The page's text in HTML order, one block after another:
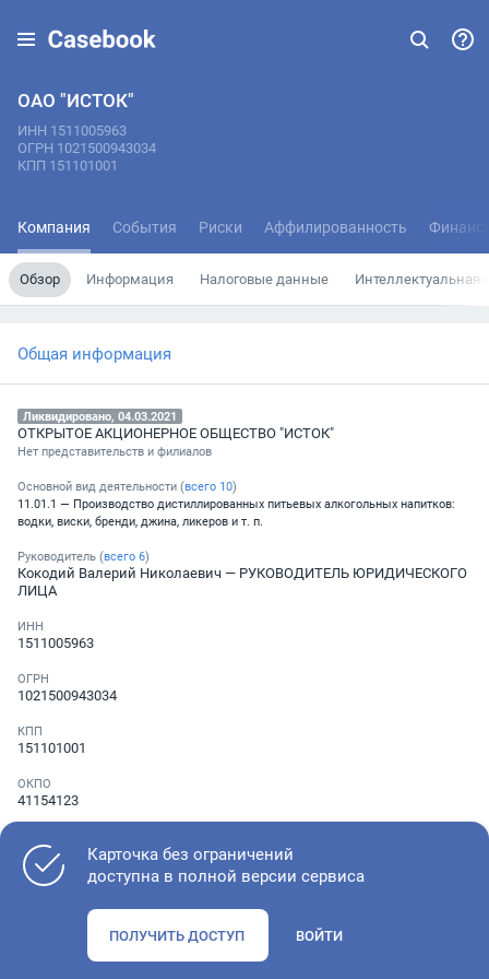
ОАО "ИСТОК"
ИНН 1511005963
ОГРН 1021500943034
КПП 151101001
Компания События Риски Аффилированность
Обзор Информация Налоговые данные Интеллектуальная
Общая информация
Ликвидировано, 04.03.2021
ОТКРЫТОЕ АКЦИОНЕРНОЕ ОБЩЕСТВО "ИСТОК"
Нет представительств и филиалов
Основной вид деятельности (всего 10)
11.01.1 — Производство дистиллированных питьевых алкогольных напитков:
водки, виски, бренди, джина, ликеров и т. п.
Руководитель (всего 6)
Кокодий Валерий Николаевич — РУКОВОДИТЕЛЬ ЮРИДИЧЕСКОГО
ЛИЦА
ИНН
1511005963
ОГРН
1021500943034
КПП
151101001
ОКПО
41154123
░ ░░░ ░░░░░░░
Как оценить состояние компании
Карточка без ограничений
доступна в полной версии сервиса
ПОЛУЧИТЬ ДОСТУП ВОЙТИ